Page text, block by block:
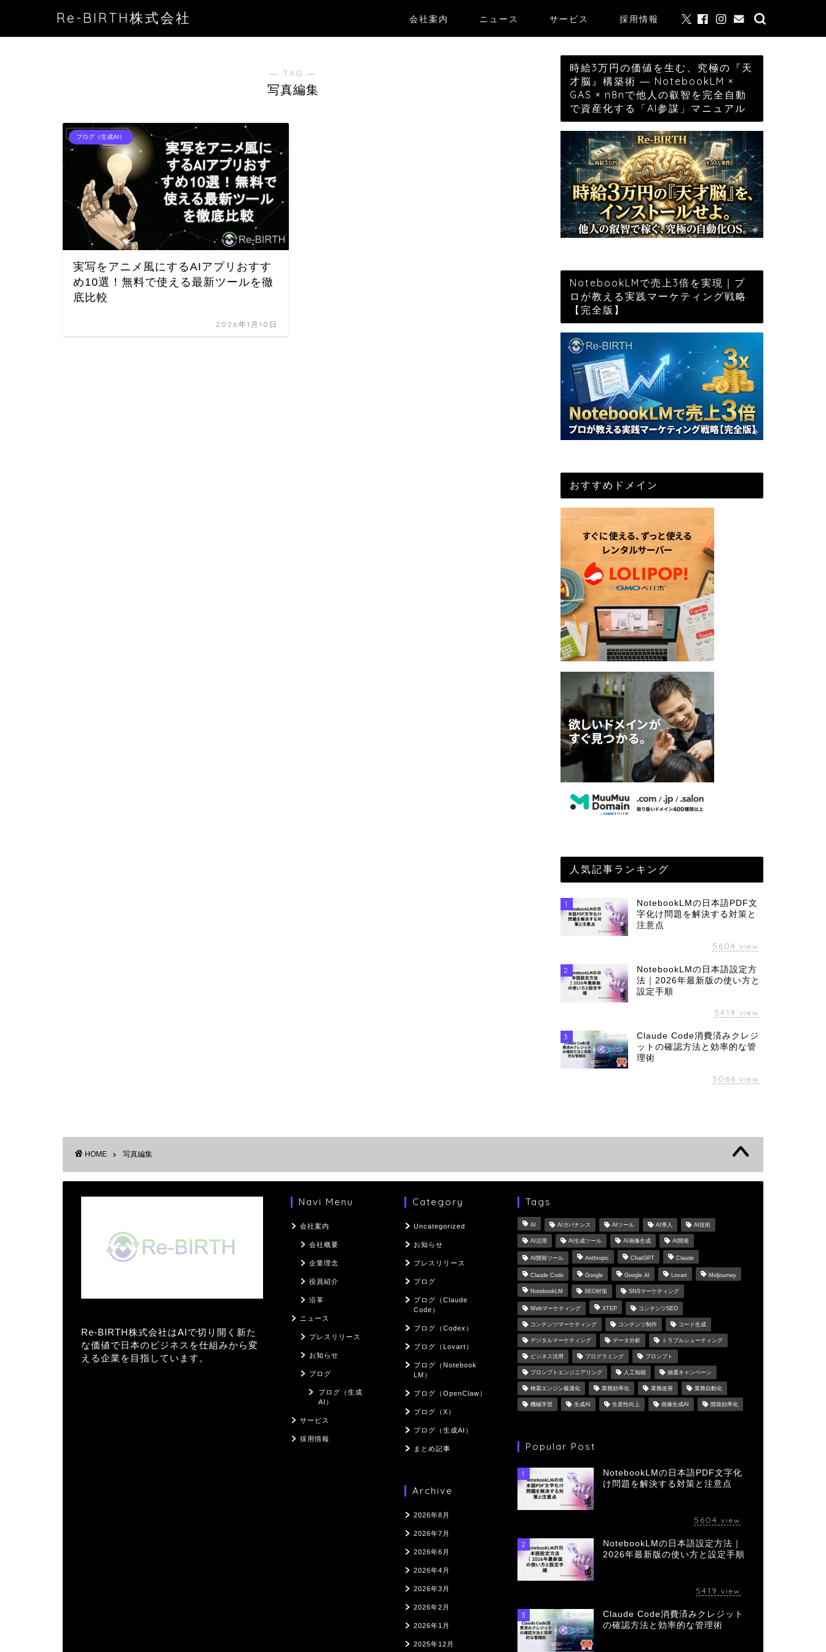
Re-BIRTH株式会社 会社案内 ニュース サービス 採用情報
― TAG ―
写真編集
ブログ（生成AI）
実写をアニメ風にするAIアプリおすす
め10選！無料で使える最新ツールを徹
底比較
2026年1月10日
時給3万円の価値を生む、究極の『天
才脳』構築術 ― NotebookLM ×
GAS × n8nで他人の叡智を完全自動
で資産化する「AI参謀」マニュアル
NotebookLMで売上3倍を実現｜プ
ロが教える実践マーケティング戦略
【完全版】
おすすめドメイン
人気記事ランキング
1
NotebookLMの日本語PDF文
字化け問題を解決する対策と
注意点
5604 view
2
NotebookLMの日本語設定方
法｜2026年最新版の使い方と
設定手順
5419 view
3
Claude Code消費済みクレジ
ットの確認方法と効率的な管
理術
5066 view
HOME 写真編集
Re-BIRTH株式会社はAIで切り開く新た
な価値で日本のビジネスを仕組みから変
える企業を目指しています。
Navi Menu
会社案内
会社概要
企業理念
役員紹介
沿革
ニュース
プレスリリース
お知らせ
ブログ
ブログ（生成
AI）
サービス
採用情報
Category
Uncategorized
お知らせ
プレスリリース
ブログ
ブログ（Claude
Code）
ブログ（Codex）
ブログ（Lovart）
ブログ（Notebook
LM）
ブログ（OpenClaw）
ブログ（X）
ブログ（生成AI）
まとめ記事
Archive
2026年8月
2026年7月
2026年6月
2026年4月
2026年3月
2026年2月
2026年1月
2025年12月
Tags
AI AIガバナンス AIツール AI導入 AI技術
AI活用 AI生成ツール AI画像生成 AI開発
AI開発ツール Anthropic ChatGPT Claude
Claude Code Google Google AI Lovart Midjourney
NotebookLM SEO対策 SNSマーケティング
Webマーケティング XTEP コンテンツSEO
コンテンツマーケティング コンテンツ制作 コード生成
デジタルマーケティング データ分析 トラブルシューティング
ビジネス活用 プログラミング プロンプト
プロンプトエンジニアリング 人工知能 抽選キャンペーン
検索エンジン最適化 業務効率化 業務改善 業務自動化
機械学習 生成AI 生産性向上 画像生成AI 開発効率化
Popular Post
1
NotebookLMの日本語PDF文字化
け問題を解決する対策と注意点
5604 view
2
NotebookLMの日本語設定方法｜
2026年最新版の使い方と設定手順
5419 view
3
Claude Code消費済みクレジット
の確認方法と効率的な管理術